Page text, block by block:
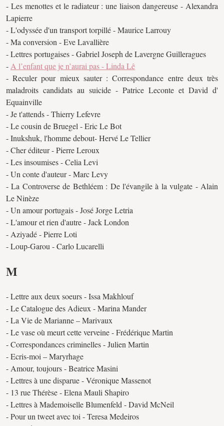
- Les menottes et le radiateur : une liaison dangereuse - Alexandra
Lapierre
- L'odyssée d'un transport torpillé - Maurice Larrouy
- Ma conversion - Eve Lavallière
- Lettres portugaises - Gabriel Joseph de Lavergne Guilleragues
-A l’enfant que je n’aurai pas - Linda Lê
- Reculer pour mieux sauter : Correspondance entre deux très
maladroits candidats au suicide - Patrice Leconte et David d'
Equainville
- Je t'attends - Thierry Lefevre
- Le cousin de Bruegel - Eric Le Bot
- Inukshuk, l'homme debout- Hervé Le Tellier
- Cher éditeur - Pierre Leroux
- Les insoumises - Celia Levi
- Un conte d'auteur - Marc Levy
- La Controverse de Bethléem : De l'évangile à la vulgate - Alain
Le Ninèze
- Un amour portugais - José Jorge Letria
- L'amour et rien d'autre - Jack London
- Aziyadé - Pierre Loti
- Loup-Garou - Carlo Lucarelli
M
- Lettre aux deux soeurs - Issa Makhlouf
- Le Catalogue des Adieux - Marina Mander
- La Vie de Marianne – Marivaux
- Le vase où meurt cette verveine - Frédérique Martin
- Correspondances criminelles - Julien Martin
- Ecris-moi – Maryrhage
- Amour, toujours - Beatrice Masini
- Lettres à une disparue - Véronique Massenot
- 13 rue Thérèse - Elena Mauli Shapiro
- Lettres à Mademoiselle Blumenfeld - David McNeil
- Pour un tweet avec toi - Teresa Medeiros